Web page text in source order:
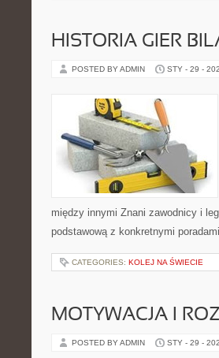
HISTORIA GIER
POSTED BY ADMIN STY - 29 -
między innymi Znani zawodnicy i
podstawową z konkretnymi
CATEGORIES: KOLEJ NA ŚWIECIE
MOTYWACJA I
POSTED BY ADMIN STY - 29 -